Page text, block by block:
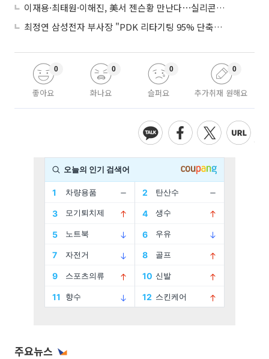
이재용·최태원·이해진, 美서 젠슨황 만난다⋯실리콘밸리 집결하는 AI리더
최정연 삼성전자 부사장 "PDK 리타기팅 95% 단축…에이전트 AI 시범 활용"
좋아요
0
화나요
0
슬퍼요
0
추가취재 원해요
0
주요뉴스